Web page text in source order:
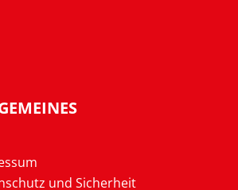
und Sicherheit